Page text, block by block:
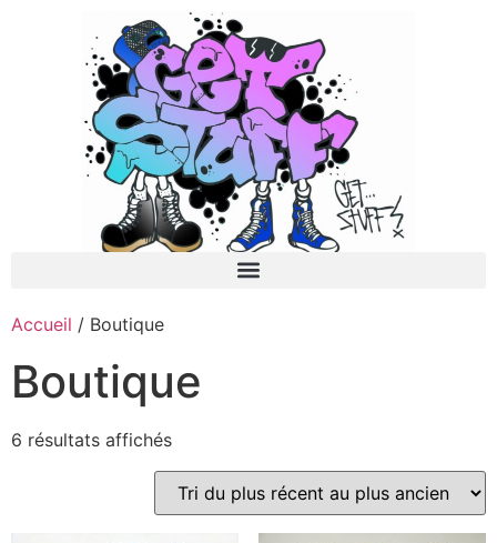
Accueil / Boutique
Boutique
6 résultats affichés